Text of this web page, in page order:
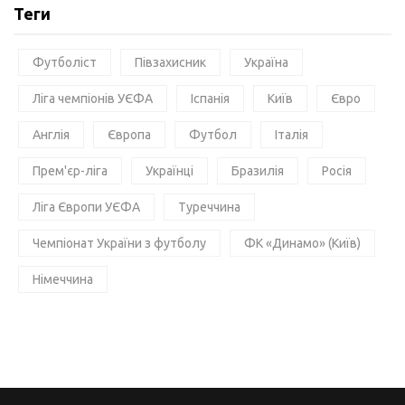
Теги
Футболіст Півзахисник Україна
Ліга чемпіонів УЄФА Іспанія Київ Євро
Англія Європа Футбол Італія
Прем'єр-ліга Українці Бразилія Росія
Ліга Європи УЄФА Туреччина
Чемпіонат України з футболу ФК «Динамо» (Київ)
Німеччина